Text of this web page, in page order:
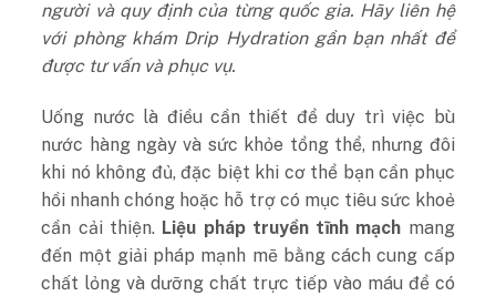
người và quy định của từng quốc gia. Hãy liên hệ
với phòng khám Drip Hydration gần bạn nhất để
được tư vấn và phục vụ.
Uống nước là điều cần thiết để duy trì việc bù
nước hàng ngày và sức khỏe tổng thể, nhưng đôi
khi nó không đủ, đặc biệt khi cơ thể bạn cần phục
hồi nhanh chóng hoặc hỗ trợ có mục tiêu sức khoẻ
cần cải thiện. Liệu pháp truyền tĩnh mạch mang
đến một giải pháp mạnh mẽ bằng cách cung cấp
chất lỏng và dưỡng chất trực tiếp vào máu để có